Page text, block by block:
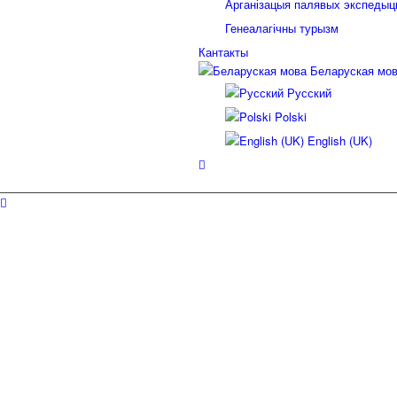
Арганізацыя палявых
Генеалагічны турызм
Кантакты
Беларуская
Русский
Polski
English (UK)